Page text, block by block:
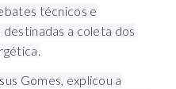
técnicos e
a coleta dos
Gomes, explicou a